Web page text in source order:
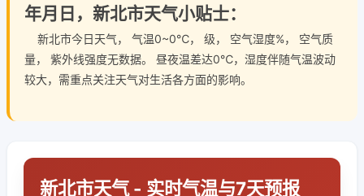
年月日，新北市天气小贴士：
新北市今日天气， 气温0~0℃， 级， 空气湿度%， 空气质
量， 紫外线强度无数据。 昼夜温差达0℃，湿度伴随气温波动
较大，需重点关注天气对生活各方面的影响。
新北市天气 - 实时气温与7天预报